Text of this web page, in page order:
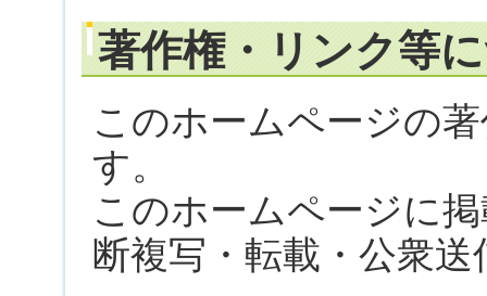
著作権・リンク等
このホームページの
す。
このホームページに
断複写・転載・公衆